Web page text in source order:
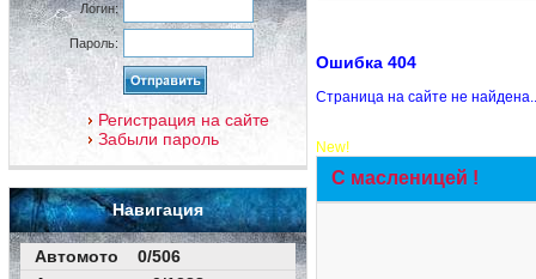
Логин:
Пароль:
Регистрация на сайте
Забыли пароль
Навигация
Автомото 0/506
Ошибка 404
Страница на сайте не
New!
С масленицей !